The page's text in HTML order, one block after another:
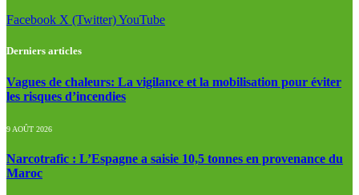
Facebook X (Twitter)YouTube
Derniers articles
Vagues de chaleurs: La vigilance et la mobilisation pour éviter
les risques d’incendies
9 AOÛT 2026
Narcotrafic : L’Espagne a saisie 10,5 tonnes en provenance du
Maroc